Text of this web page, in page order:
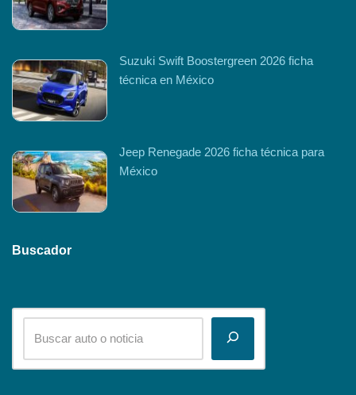
Suzuki Swift Boostergreen 2026 ficha
técnica en México
Jeep Renegade 2026 ficha técnica para
México
Buscador